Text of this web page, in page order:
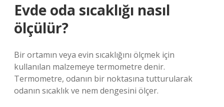
Evde oda sıcaklığı nasıl
ölçülür?
Bir ortamın veya evin sıcaklığını ölçmek için
kullanılan malzemeye termometre denir.
Termometre, odanın bir noktasına tutturularak
odanın sıcaklık ve nem dengesini ölçer.